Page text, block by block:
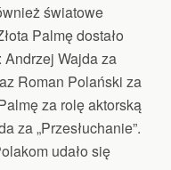
światowe
Palmę dostało
Wajda za
Roman Polański za
za rolę aktorską
za „Przesłuchanie”.
udało się